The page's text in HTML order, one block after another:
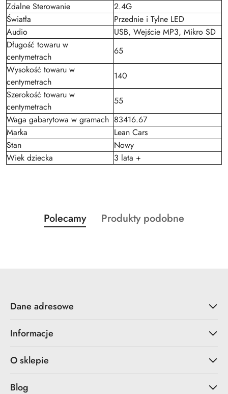
Zdalne Sterowanie
2.4G
Światła
Przednie i Tylne LED
Audio
USB, Wejście MP3, Mikro SD
Długość towaru w
centymetrach
65
Wysokość towaru w
centymetrach
140
Szerokość towaru w
centymetrach
55
Waga gabarytowa w gramach 83416.67
Marka
Lean Cars
Stan
Nowy
Wiek dziecka
3 lata +
Pomiń karuzelę produktów
Produkty
o
Polecamy
Produkty
Produkty podobne
Dane adresowe
Informacje
O sklepie
Blog